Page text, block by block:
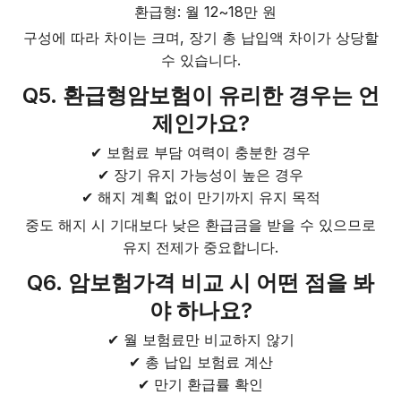
환급형: 월 12~18만 원
구성에 따라 차이는 크며, 장기 총 납입액 차이가 상당할
수 있습니다.
Q5. 환급형암보험이 유리한 경우는 언
제인가요?
✔ 보험료 부담 여력이 충분한 경우
✔ 장기 유지 가능성이 높은 경우
✔ 해지 계획 없이 만기까지 유지 목적
중도 해지 시 기대보다 낮은 환급금을 받을 수 있으므로
유지 전제가 중요합니다.
Q6. 암보험가격 비교 시 어떤 점을 봐
야 하나요?
✔ 월 보험료만 비교하지 않기
✔ 총 납입 보험료 계산
✔ 만기 환급률 확인